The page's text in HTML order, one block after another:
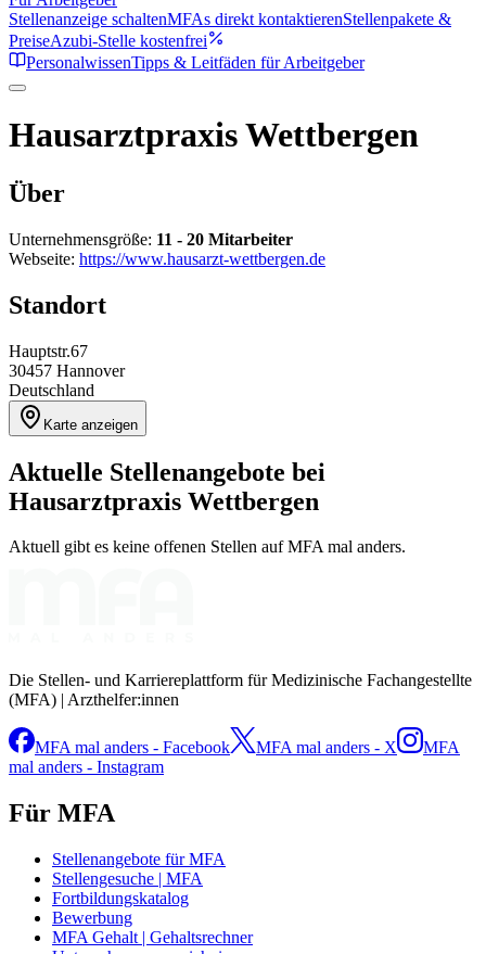
Stellenanzeige schaltenMFAs direkt kontaktierenStellenpakete &
PreiseAzubi-Stelle kostenfrei
PersonalwissenTipps & Leitfäden für Arbeitgeber
Hausarztpraxis Wettbergen
Über
Unternehmensgröße: 11 - 20 Mitarbeiter
Webseite: https://www.hausarzt-wettbergen.de
Standort
Hauptstr.67
30457 Hannover
Deutschland
Karte anzeigen
Aktuelle Stellenangebote bei
Hausarztpraxis Wettbergen
Aktuell gibt es keine offenen Stellen auf MFA mal anders.
Die Stellen- und Karriereplattform für Medizinische Fachangestellte
(MFA) | Arzthelfer:innen
MFA mal anders - Facebook MFA mal anders - X
MFA
mal anders - Instagram
Für MFA
Stellenangebote für MFA
Stellengesuche | MFA
Fortbildungskatalog
Bewerbung
MFA Gehalt | Gehaltsrechner